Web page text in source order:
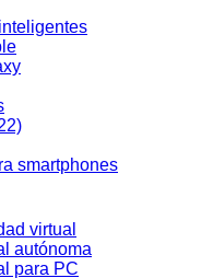
smartphones
virtual
autónoma
para PC